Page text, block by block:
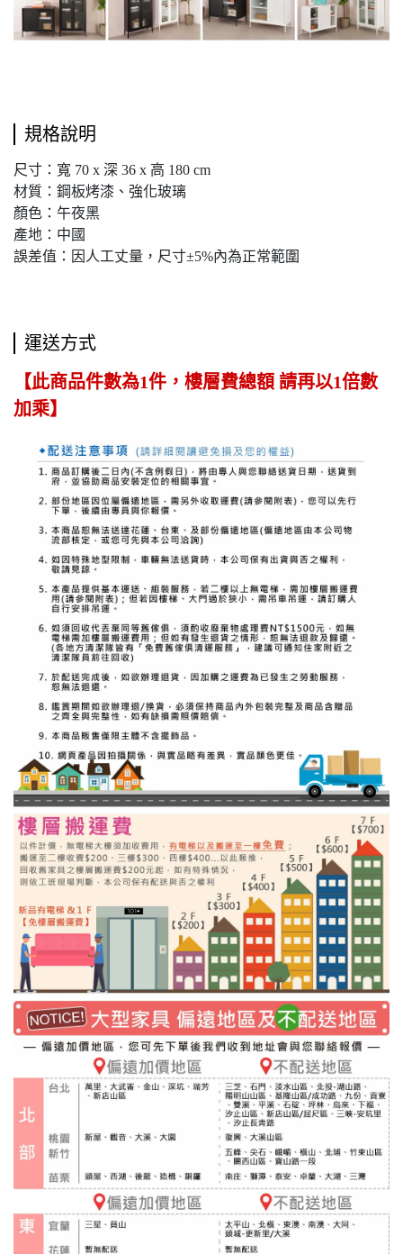
規格說明
尺寸：寬 70 x 深 36 x 高 180 cm
材質：鋼板烤漆、強化玻璃
顏色：午夜黑
產地：中國
誤差值：因人工丈量，尺寸±5%內為正常範圍
運送方式
【此商品件數為1件，樓層費總額 請再以1倍數
加乘】